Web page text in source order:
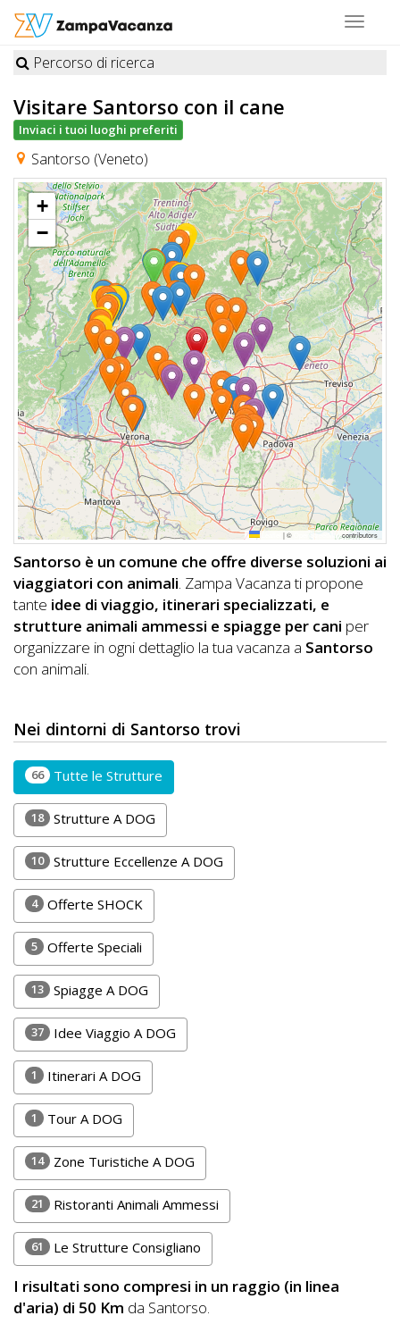
Toggle
STRUTTURE
A
DOG
LUOGHI
A
DOG
OFFERTE
A
DOG
INFO
A
DOG
CHIEDI
CODICE
SCONTO
Video
Tutorial
Lavora
con
Noi
Inserisci
Attività
Accedi
Registrati
Percorso di ricerca
Visitare Santorso con il cane
Inviaci i tuoi luoghi preferiti
Santorso (Veneto)
+
−
Leaflet |© OpenStreetMapcontributors
Santorso è un comune che offre diverse soluzioni ai
viaggiatori con animali. Zampa Vacanza ti propone
tante idee di viaggio, itinerari specializzati, e
strutture animali ammessi e spiagge per cani per
organizzare in ogni dettaglio la tua vacanza a Santorso
con animali.
Nei dintorni di Santorso trovi
66 Tutte le Strutture
18 Strutture A DOG
10 Strutture Eccellenze A DOG
4 Offerte SHOCK
5 Offerte Speciali
13 Spiagge A DOG
37 Idee Viaggio A DOG
1 Itinerari A DOG
1 Tour A DOG
14 Zone Turistiche A DOG
21 Ristoranti Animali Ammessi
61 Le Strutture Consigliano
I risultati sono compresi in un raggio (in linea
d'aria) di 50 Km da Santorso.